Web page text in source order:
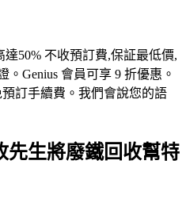
50% 不收預訂費,保証最低價,
Genius 會員可享 9 折優惠。
訂手續費。我們會說您的語
先生將廢鐵回收幫特